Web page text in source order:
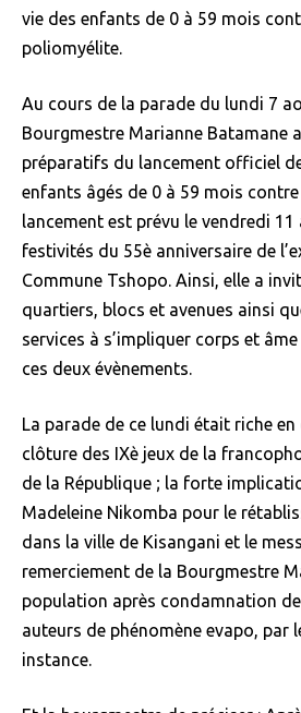
vie des enfants de 0 à 59 mois
poliomyélite.
Au cours de la parade du lundi 7
Bourgmestre Marianne Batamane
préparatifs du lancement officiel
enfants âgés de 0 à 59 mois
lancement est prévu le vendredi 11
festivités du 55è anniversaire de
Commune Tshopo. Ainsi, elle a
quartiers, blocs et avenues ainsi
services à s’impliquer corps et
ces deux évènements.
La parade de ce lundi était riche
clôture des IXè jeux de la
de la République ; la forte
Madeleine Nikomba pour le
dans la ville de Kisangani et le
remerciement de la Bourgmestre
population après condamnation
auteurs de phénomène evapo, par
instance.